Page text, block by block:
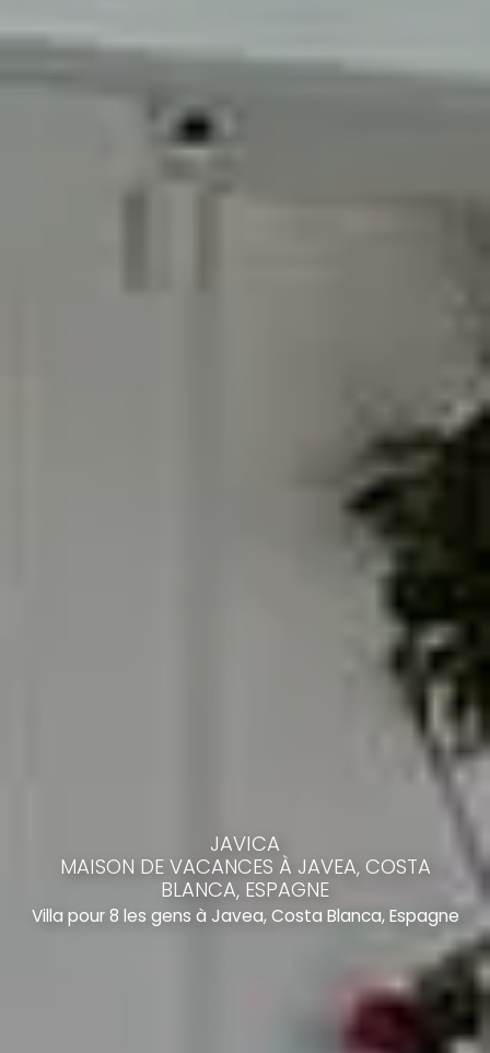
JAVICA
MAISON DE VACANCES À JAVEA, COSTA
BLANCA, ESPAGNE
Villa pour 8 les gens à Javea, Costa Blanca, Espagne